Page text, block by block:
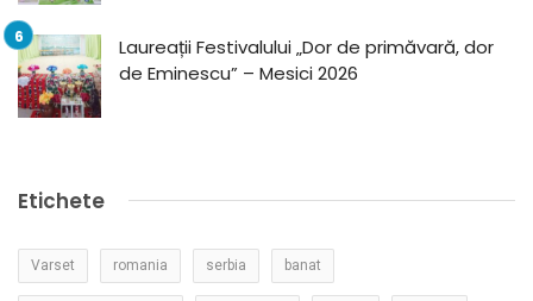
Laureații Festivalului „Dor de primăvară, dor
de Eminescu” – Mesici 2026
Etichete
Varset romania serbia banat